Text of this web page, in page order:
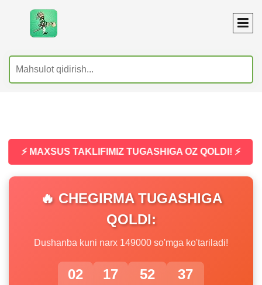
⚡ MAXSUS TAKLIFIMIZ TUGASHIGA OZ QOLDI! ⚡
🔥 CHEGIRMA TUGASHIGA
QOLDI:
Dushanba kuni narx 149000 so'mga ko'tariladi!
02 17 52 37